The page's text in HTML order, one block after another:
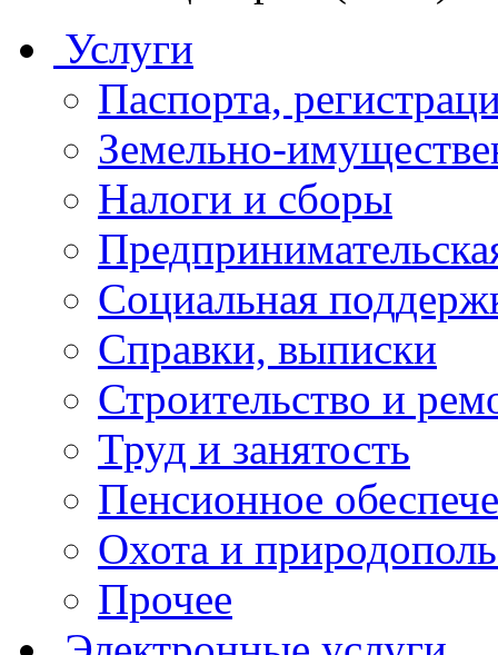
Услуги
Паспорта,
Земельно-
Налоги и сборы
Социальная
Справки, выписки
Строительство и
Труд и занятость
Пенсионное
Охота и
Прочее